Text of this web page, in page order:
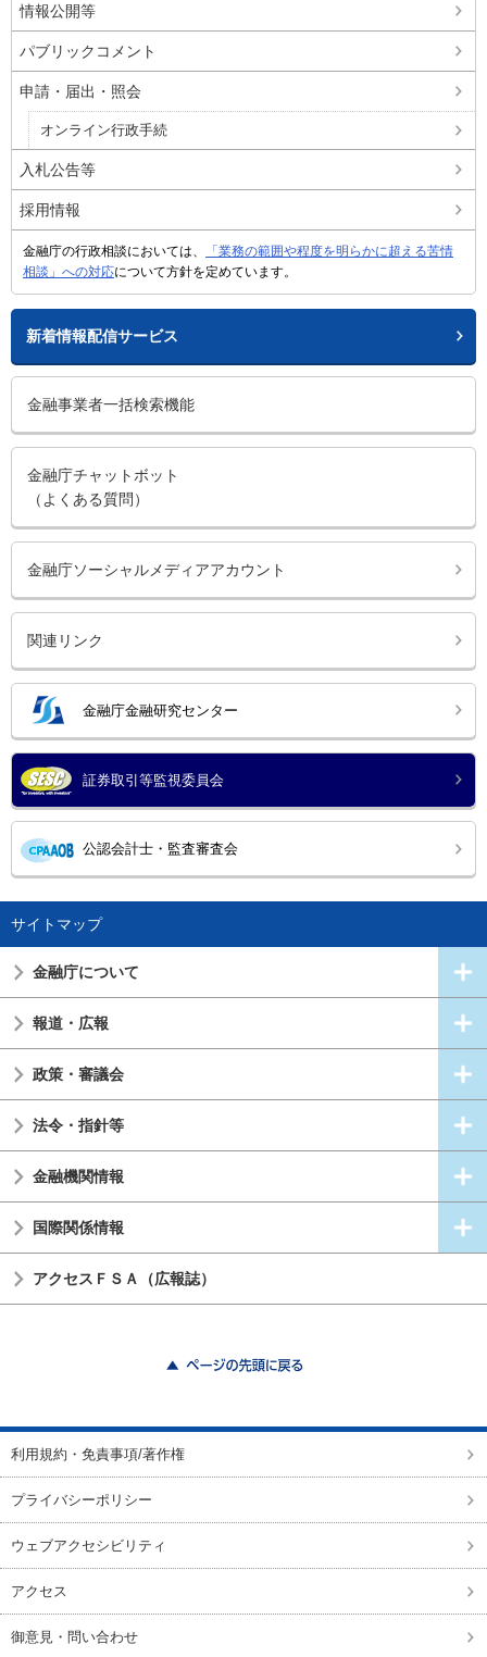
情報公開等
パブリックコメント
申請・届出・照会
オンライン行政手続
入札公告等
採用情報
金融庁の行政相談においては、
「業務の範囲や程度を明らかに超える苦情
相談」への対応について方針を定めています。
新着情報配信サービス
金融事業者一括検索機能
金融庁チャットボット
（よくある質問）
金融庁ソーシャルメディアアカウント
関連リンク
金融庁金融研究センター
証券取引等監視委員会
公認会計士・監査審査会
サイトマップ
金融庁について
報道・広報
政策・審議会
法令・指針等
金融機関情報
国際関係情報
アクセスＦＳＡ（広報誌）
利用規約・免責事項/著作権
プライバシーポリシー
ウェブアクセシビリティ
アクセス
御意見・問い合わせ